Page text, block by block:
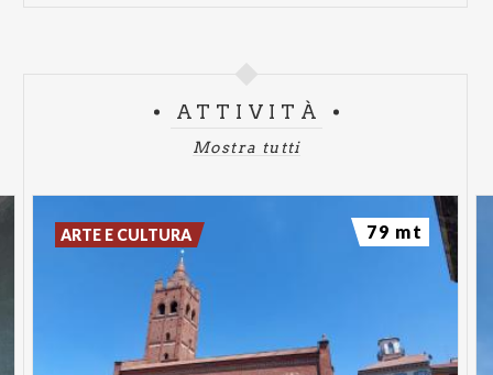
ATTIVITÀ
Mostra tutti
ARTE E CULTURA 79 mt